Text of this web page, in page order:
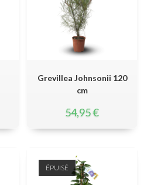
Grevillea Johnsonii 120
cm
54,95€
ÉPUISÉ